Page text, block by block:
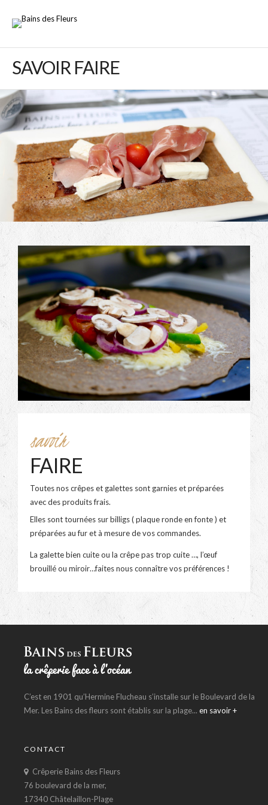
SAVOIR FAIRE
savoir
FAIRE
Toutes nos crêpes et galettes sont garnies et préparées
avec des produits frais.
Elles sont tournées sur billigs ( plaque ronde en fonte ) et
préparées au fur et à mesure de vos commandes.
La galette bien cuite ou la crêpe pas trop cuite …, l’œuf
brouillé ou miroir…faites nous connaître vos préférences !
C’est en 1901 qu’Hermine Flucheau s’installe sur le Boulevard de la
Mer. Les Bains des fleurs sont établis sur la plage... en savoir +
CONTACT
Crêperie Bains des Fleurs
76 boulevard de la mer,
17340 Châtelaillon-Plage